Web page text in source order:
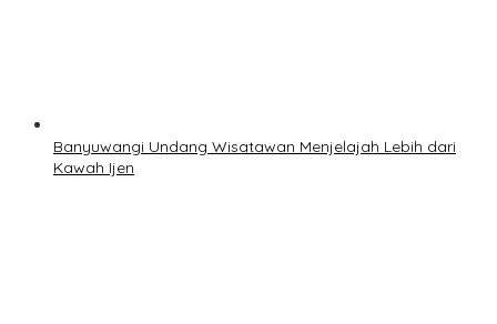
Banyuwangi Undang Wisatawan Menjelajah Lebih dari
Kawah Ijen